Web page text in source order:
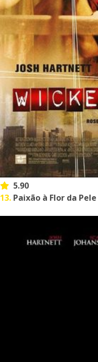
5.90
13. Paixão à Flor da Pele